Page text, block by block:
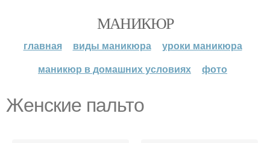
МАНИКЮР
главная виды маникюра
уроки маникюра
маникюр в домашних условиях
фото
Женские пальто